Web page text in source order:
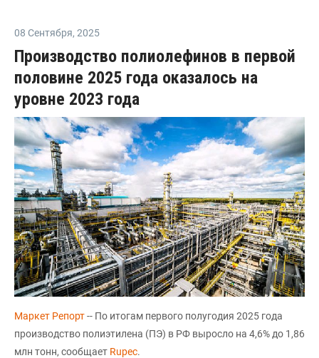
08 Сентября, 2025
Производство полиолефинов в первой
половине 2025 года оказалось на
уровне 2023 года
Маркет Репорт-- По итогам первого полугодия 2025 года
производство полиэтилена (ПЭ) в РФ выросло на 4,6% до 1,86
млн тонн, сообщает Rupec.